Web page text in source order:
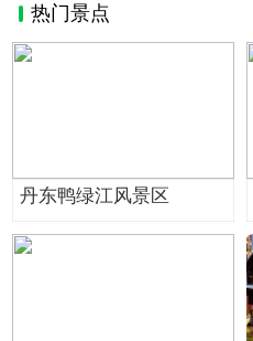
热门景点
丹东鸭绿江风景区